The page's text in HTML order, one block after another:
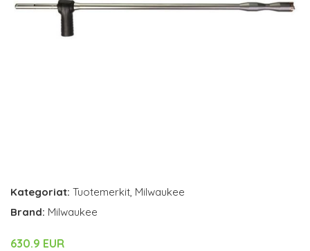
Kategoriat: Tuotemerkit, Milwaukee
Brand: Milwaukee
630.9 EUR